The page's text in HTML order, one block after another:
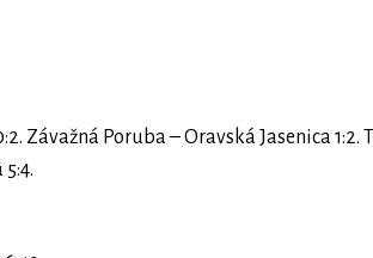
Závažná Poruba – Oravská Jasenica 1:2.